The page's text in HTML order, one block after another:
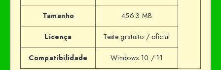
Tamanho 456.3 MB
Licença Teste gratuito / oficial
Compatibilidade Windows 10 / 11